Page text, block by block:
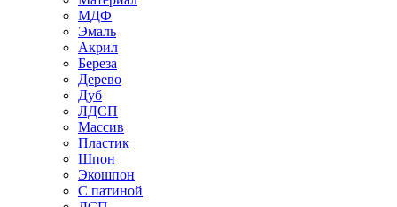
МДФ
Эмаль
Акрил
Береза
Дерево
Дуб
ЛДСП
Массив
Пластик
Шпон
Экошпон
С патиной